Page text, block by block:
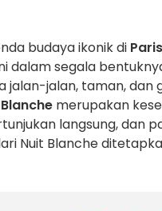
budaya ikonik di Paris
dalam segala
jalan-jalan, taman,
merupakan
langsung, dan
Nuit Blanche